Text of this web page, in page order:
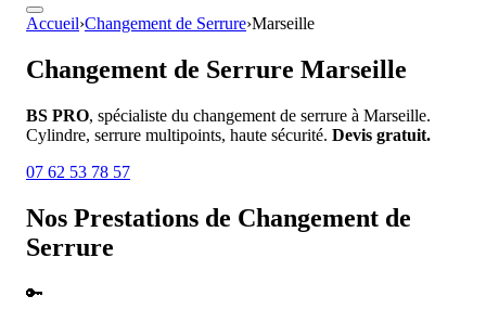
Accueil›Changement de Serrure›Marseille
Changement de Serrure Marseille
BS PRO, spécialiste du changement de serrure à Marseille.
Cylindre, serrure multipoints, haute sécurité. Devis gratuit.
07 62 53 78 57
Nos Prestations de Changement de
Serrure
🔑